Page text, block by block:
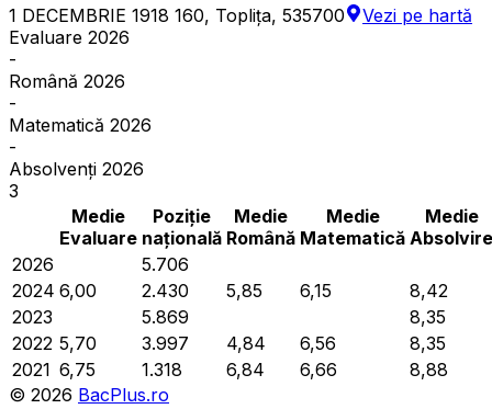
1 DECEMBRIE 1918 160, Topliţa, 535700
Vezi pe hartă
Evaluare 2026
-
Română 2026
-
Matematică 2026
-
Absolvenți 2026
3
Medie
Evaluare
Poziție
națională
Medie
Română
Medie
Matematică
Medie
Absolvire
2026
5.706
2024 6,00 2.430 5,85 6,15
8,42
2023
5.869
8,35
2022 5,70 3.997 4,84 6,56
8,35
2021 6,75 1.318 6,84 6,66
8,88
© 2026 BacPlus.ro